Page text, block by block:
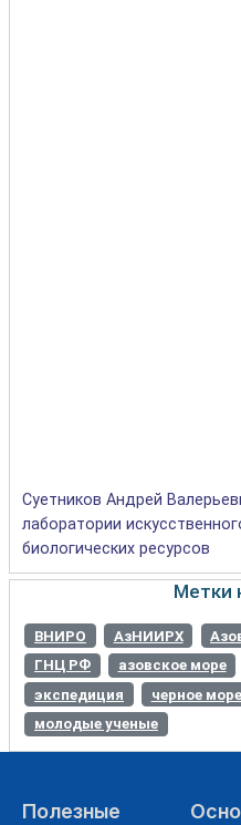
Суетников Андрей
лаборатории
биологических ресурсов
Метки
ВНИРО АзНИИРХ
ГНЦ РФ
азовское море
экспедиция
черное море
молодые ученые
Полезные